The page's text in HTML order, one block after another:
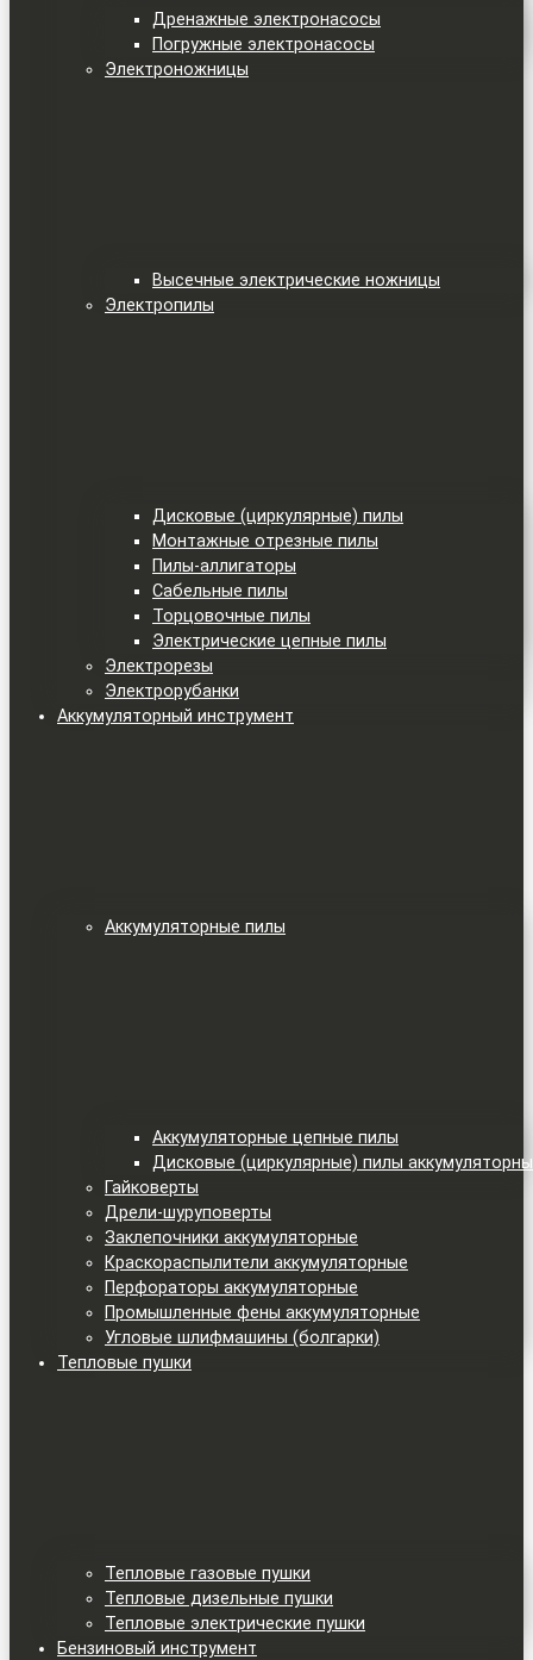
Дренажные электронасосы
Погружные электронасосы
Электроножницы
Высечные электрические ножницы
Электропилы
Дисковые (циркулярные) пилы
Монтажные отрезные пилы
Пилы-аллигаторы
Сабельные пилы
Торцовочные пилы
Электрические цепные пилы
Электрорезы
Электрорубанки
Аккумуляторный инструмент
Аккумуляторные пилы
Аккумуляторные цепные пилы
Дисковые (циркулярные) пилы
Гайковерты
Дрели-шуруповерты
Заклепочники аккумуляторные
Краскораспылители аккумуляторные
Перфораторы аккумуляторные
Промышленные фены аккумуляторные
Угловые шлифмашины (болгарки)
Тепловые пушки
Тепловые газовые пушки
Тепловые дизельные пушки
Тепловые электрические пушки
Бензиновый инструмент